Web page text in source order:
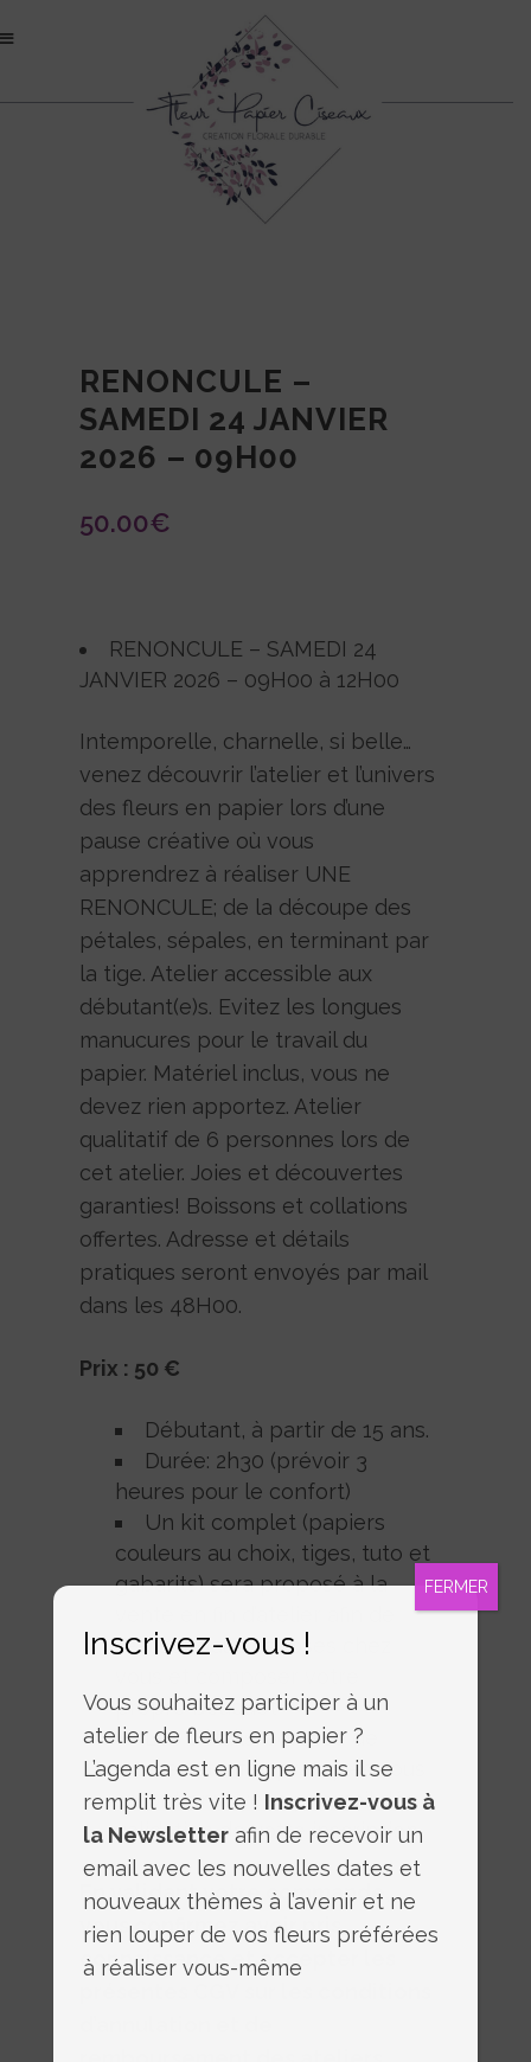
RENONCULE –
SAMEDI 24 JANVIER
2026 – 09H00
50.00€
RENONCULE – SAMEDI 24
JANVIER 2026 – 09H00 à 12H00
Intemporelle, charnelle, si belle…
venez découvrir l’atelier et l’univers
des fleurs en papier lors d’une
pause créative où vous
apprendrez à réaliser UNE
RENONCULE; de la découpe des
pétales, sépales, en terminant par
la tige. Atelier accessible aux
débutant(e)s. Evitez les longues
manucures pour le travail du
papier. Matériel inclus, vous ne
devez rien apportez. Atelier
qualitatif de 6 personnes lors de
cet atelier. Joies et découvertes
garanties! Boissons et collations
offertes. Adresse et détails
pratiques seront envoyés par mail
dans les 48H00.
Prix : 50 €
Débutant, à partir de 15 ans.
Durée: 2h30 (prévoir 3
heures pour le confort)
Un kit complet (papiers
couleurs au choix, tiges, tuto et
gabarits) sera proposé à la
réaliser d’autres roses chez
propre bouquet
Les détails, adresse de
l’atelier et infos pratiques vous
seront envoyées par mail dés
validation de votre inscription.
En validant votre commande,
vous confirmez avoir pris
connaissance et accepter les
Inscrivez-vous !
Vous souhaitez participer à un
atelier de fleurs en papier ?
L’agenda est en ligne mais il se
remplit très vite ! Inscrivez-vous à
la Newsletterafin de recevoir un
email avec les nouvelles dates et
nouveaux thèmes à l’avenir et ne
rien louper de vos fleurs préférées
à réaliser vous-même
FERMER